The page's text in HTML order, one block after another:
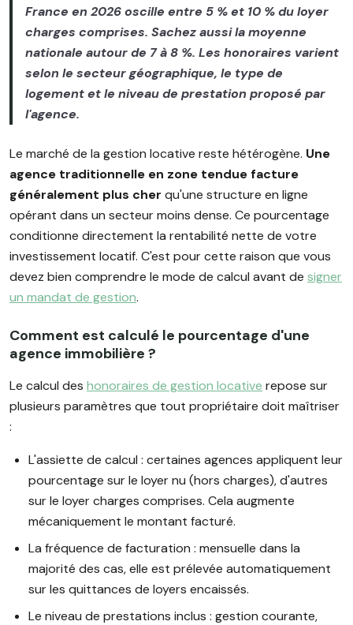
France en 2026 oscille entre 5 % et 10 % du loyer
charges comprises. Sachez aussi la moyenne
nationale autour de 7 à 8 %. Les honoraires varient
selon le secteur géographique, le type de
logement et le niveau de prestation proposé par
l'agence.
Le marché de la gestion locative reste hétérogène. Une
agence traditionnelle en zone tendue facture
généralement plus cher qu'une structure en ligne
opérant dans un secteur moins dense. Ce pourcentage
conditionne directement la rentabilité nette de votre
investissement locatif. C'est pour cette raison que vous
devez bien comprendre le mode de calcul avant de signer
un mandat de gestion.
Comment est calculé le pourcentage d'une
agence immobilière ?
Le calcul des honoraires de gestion locative repose sur
plusieurs paramètres que tout propriétaire doit maîtriser
:
L'assiette de calcul : certaines agences appliquent leur
pourcentage sur le loyer nu (hors charges), d'autres
sur le loyer charges comprises. Cela augmente
mécaniquement le montant facturé.
La fréquence de facturation : mensuelle dans la
majorité des cas, elle est prélevée automatiquement
sur les quittances de loyers encaissés.
Le niveau de prestations inclus : gestion courante,